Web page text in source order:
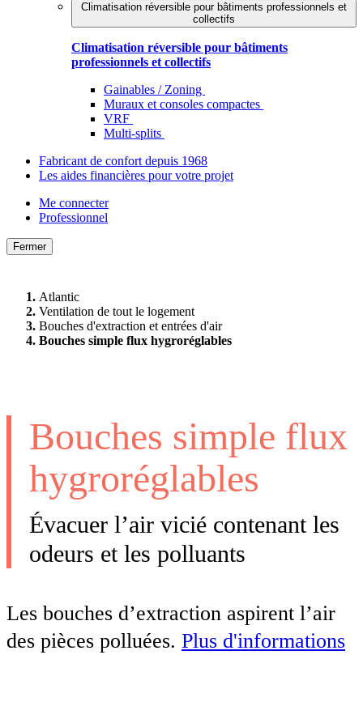
Climatisation réversible pour bâtiments professionnels et
collectifs
Climatisation réversible pour bâtiments
professionnels et collectifs
Gainables / Zoning
Muraux et consoles compactes
VRF
Multi-splits
Fabricant de confort depuis 1968
Les aides financières pour votre projet
Me connecter
Professionnel
Fermer
Atlantic
Ventilation de tout le logement
Bouches d'extraction et entrées d'air
Bouches simple flux hygroréglables
Bouches simple flux
hygroréglables
Évacuer l’air vicié contenant les
odeurs et les polluants
Les bouches d’extraction aspirent l’air
des pièces polluées. Plus d'informations